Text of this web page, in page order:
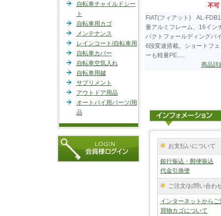
自転車チャイルドシー
ト
自転車用カゴ
メンテナンス
レインコート/自転車用
自転車カバー
自転車空気入れ
自転車用鍵
サプリメント
アウトドア用品
オートバイ用パーツ/用
品
不可
FIAT(フィアット) AL-
量アルミフレーム、16イン
パクトフォールディングバ
6段変速搭載。ショートフェ
ーも軽量PE.....
商品
お支払いについて
銀行振込・郵便振込
代金引換便
ご注文/お問い合わ
インターネットからご
買物カゴについて